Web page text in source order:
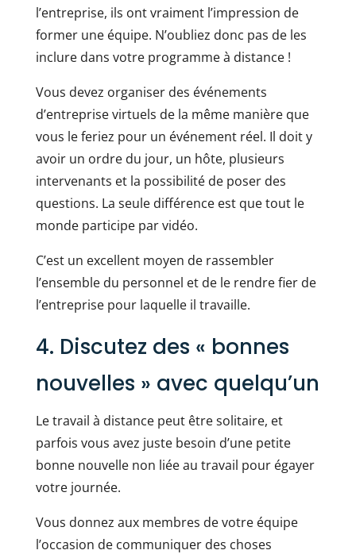
l’entreprise, ils ont vraiment l’impression de
former une équipe. N’oubliez donc pas de les
inclure dans votre programme à distance !
Vous devez organiser des événements
d’entreprise virtuels de la même manière que
vous le feriez pour un événement réel. Il doit y
avoir un ordre du jour, un hôte, plusieurs
intervenants et la possibilité de poser des
questions. La seule différence est que tout le
monde participe par vidéo.
C’est un excellent moyen de rassembler
l’ensemble du personnel et de le rendre fier de
l’entreprise pour laquelle il travaille.
4. Discutez des « bonnes
nouvelles » avec quelqu’un
Le travail à distance peut être solitaire, et
parfois vous avez juste besoin d’une petite
bonne nouvelle non liée au travail pour égayer
votre journée.
Vous donnez aux membres de votre équipe
l’occasion de communiquer des choses